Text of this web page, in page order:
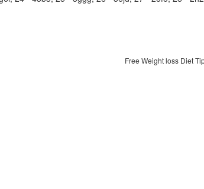
Free Weight loss Diet